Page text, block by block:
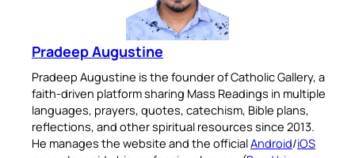
Pradeep Augustine
Pradeep Augustine is the founder of Catholic Gallery, a
faith-driven platform sharing Mass Readings in multiple
languages, prayers, quotes, catechism, Bible plans,
reflections, and other spiritual resources since 2013.
He manages the website and the officialAndroid/iOS